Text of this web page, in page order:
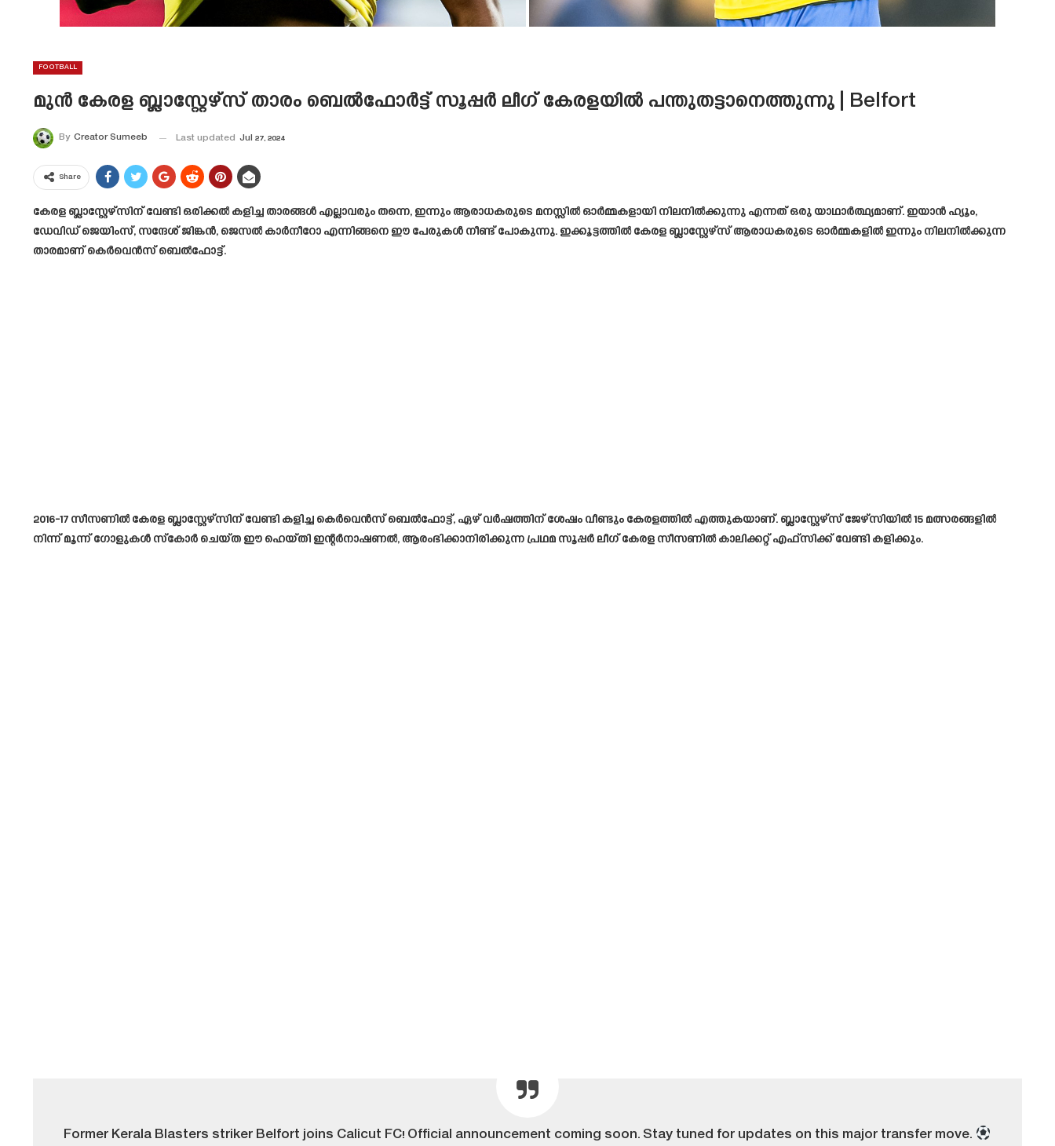
FOOTBALL
മുൻ കേരള ബ്ലാസ്റ്റേഴ്‌സ് താരം ബെൽഫോർട്ട് സൂപ്പർ ലീഗ് കേരളയിൽ പന്തുതട്ടാനെത്തുന്നു | Belfort
By Creator Sumeeb Last updated Jul 27, 2024
Share
കേരള ബ്ലാസ്റ്റേഴ്സിന് വേണ്ടി ഒരിക്കൽ കളിച്ച താരങ്ങൾ എല്ലാവരും തന്നെ, ഇന്നും ആരാധകരുടെ മനസ്സിൽ ഓർമ്മകളായി നിലനിൽക്കുന്നു എന്നത് ഒരു യാഥാർത്ഥ്യമാണ്. ഇയാൻ ഹ്യൂം,
ഡേവിഡ് ജെയിംസ്, സന്ദേശ് ജിങ്കൻ, ജെസൽ കാർനീറോ എന്നിങ്ങനെ ഈ പേരുകൾ നീണ്ട് പോകുന്നു. ഇക്കൂട്ടത്തിൽ കേരള ബ്ലാസ്റ്റേഴ്സ് ആരാധകരുടെ ഓർമ്മകളിൽ ഇന്നും നിലനിൽക്കുന്ന
താരമാണ് കെർവെൻസ് ബെൽഫോട്ട്.
2016-17 സീസണിൽ കേരള ബ്ലാസ്റ്റേഴ്സിന് വേണ്ടി കളിച്ച കെർവെൻസ് ബെൽഫോട്ട്, ഏഴ് വർഷത്തിന് ശേഷം വീണ്ടും കേരളത്തിൽ എത്തുകയാണ്. ബ്ലാസ്റ്റേഴ്സ് ജേഴ്സിയിൽ 15 മത്സരങ്ങളിൽ
നിന്ന് മൂന്ന് ഗോളുകൾ സ്കോർ ചെയ്ത ഈ ഹെയ്തി ഇന്റർനാഷണൽ, ആരംഭിക്കാനിരിക്കുന്ന പ്രഥമ സൂപ്പർ ലീഗ് കേരള സീസണിൽ കാലിക്കറ്റ് എഫ്സിക്ക് വേണ്ടി കളിക്കും.
Former Kerala Blasters striker Belfort joins Calicut FC! Official announcement coming soon. Stay tuned for updates on this major transfer move.